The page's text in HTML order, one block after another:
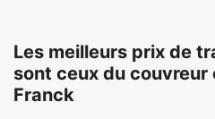
Les meilleurs prix de
sont ceux du
Franck